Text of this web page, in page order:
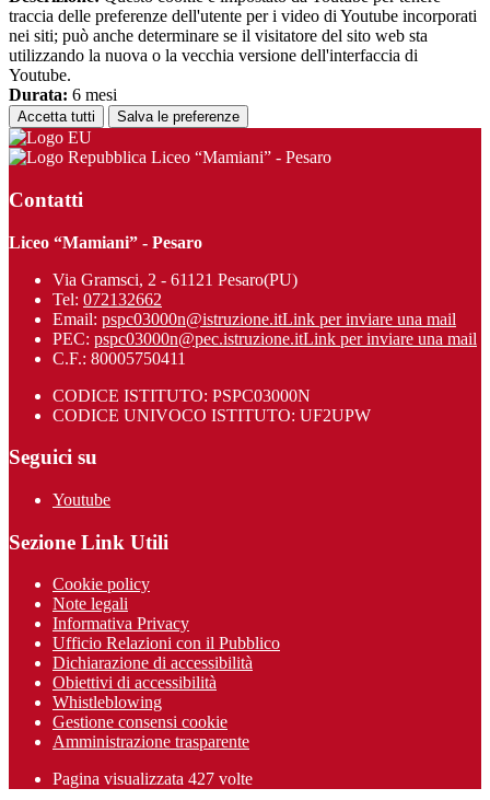
traccia delle preferenze dell'utente per i video di Youtube incorporati
nei siti; può anche determinare se il visitatore del sito web sta
utilizzando la nuova o la vecchia versione dell'interfaccia di
Youtube.
Durata: 6 mesi
Accetta tutti Salva le preferenze
Liceo “Mamiani” - Pesaro
Contatti
Liceo “Mamiani” - Pesaro
Via Gramsci, 2 - 61121 Pesaro(PU)
Tel: 072132662
Email: pspc03000n@istruzione.itLink per inviare una mail
PEC: pspc03000n@pec.istruzione.itLink per inviare una mail
C.F.: 80005750411
CODICE ISTITUTO: PSPC03000N
CODICE UNIVOCO ISTITUTO: UF2UPW
Seguici su
Youtube
Sezione Link Utili
Cookie policy
Note legali
Informativa Privacy
Ufficio Relazioni con il Pubblico
Dichiarazione di accessibilità
Obiettivi di accessibilità
Whistleblowing
Gestione consensi cookie
Amministrazione trasparente
Pagina visualizzata 427 volte